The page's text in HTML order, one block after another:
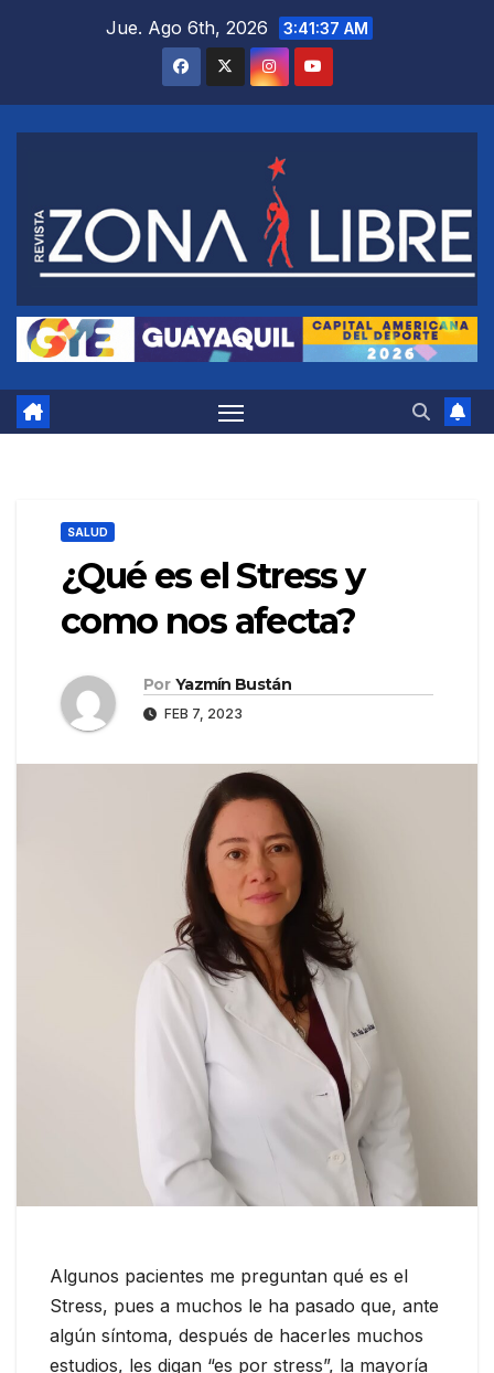
Jue. Ago 6th, 2026 3:41:38 AM
SALUD
¿Qué es el Stress y
como nos afecta?
Por Yazmín Bustán
FEB 7, 2023
Algunos pacientes me preguntan qué es el
Stress, pues a muchos le ha pasado que, ante
algún síntoma, después de hacerles muchos
estudios, les digan “es por stress”, la mayoría